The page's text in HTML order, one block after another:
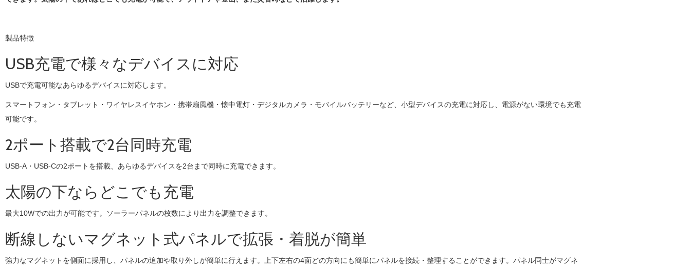
製品特徴
USB充電で様々なデバイスに対応
USBで充電可能なあらゆるデバイスに対応します。
スマートフォン・タブレット・ワイヤレスイヤホン・携帯扇風機・懐中電灯・デジタルカメラ・モバイルバッテリーなど、小型デバイスの充電に対応し、電源がない環境でも充電
可能です。
2ポート搭載で2台同時充電
USB-A・USB-Cの2ポートを搭載、あらゆるデバイスを2台まで同時に充電できます。
太陽の下ならどこでも充電
最大10Wでの出力が可能です。ソーラーパネルの枚数により出力を調整できます。
断線しないマグネット式パネルで拡張・着脱が簡単
強力なマグネットを側面に採用し、パネルの追加や取り外しが簡単に行えます。上下左右の4面どの方向にも簡単にパネルを接続・整理することができます。パネル同士がマグネ